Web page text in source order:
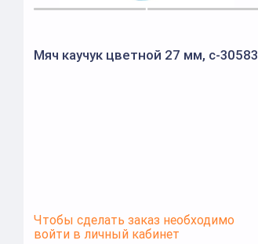
Мяч каучук цветной 27 мм, с-30583
Чтобы сделать заказ необходимо
войти в личный кабинет